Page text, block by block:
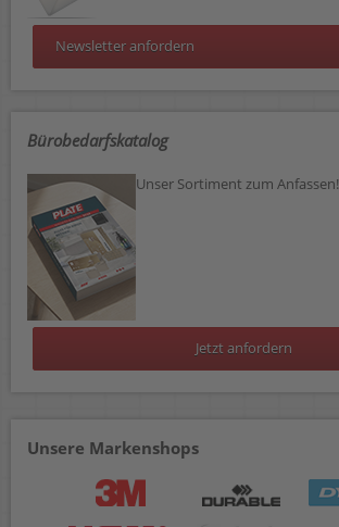
Newsletter anfordern
Bürobedarfskatalog
Unser Sortiment zum Anfassen!
Jetzt anfordern
Unsere Markenshops